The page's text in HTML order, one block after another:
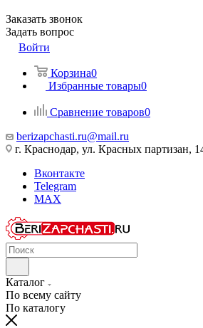
Заказать звонок
Задать вопрос
Войти
Корзина0
Избранные товары0
Сравнение товаров0
berizapchasti.ru@mail.ru
г. Краснодар, ул. Красных партизан,
Вконтакте
Telegram
MAX
Каталог
По всему сайту
По каталогу